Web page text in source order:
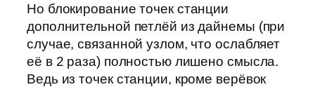
Но блокирование точек станции
дополнительной петлёй из дайнемы (при
случае, связанной узлом, что ослабляет
её в 2 раза) полностью лишено смысла.
Ведь из точек станции, кроме верёвок